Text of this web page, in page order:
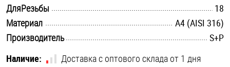
Шайбы
Шпильки
Шплинты
ДляРезьбы
18
Материал
A4 (AISI 316)
Производитель
S+P
Наличие:
Доставка с оптового склада от 1 дня